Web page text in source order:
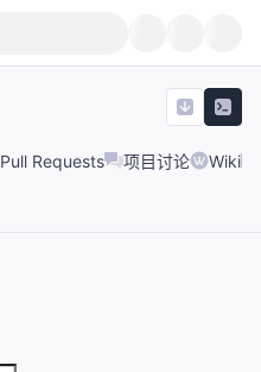
Pull Requests 项目讨论 Wiki